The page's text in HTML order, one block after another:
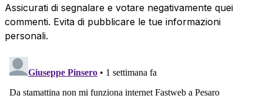
Assicurati di segnalare e votare negativamente quei
commenti. Evita di pubblicare le tue informazioni
personali.